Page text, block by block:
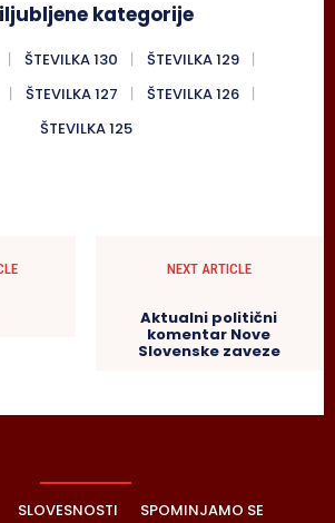
kategorije
ŠTEVILKA 130
ŠTEVILKA 129
ŠTEVILKA 127
ŠTEVILKA 126
ŠTEVILKA 125
NEXT ARTICLE
Aktualni politični
komentar Nove
Slovenske zaveze
SLOVESNOSTI
SPOMINJAMO SE